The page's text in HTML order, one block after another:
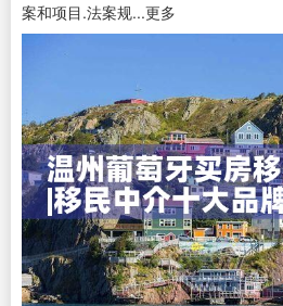
案和项目.法案规...更多